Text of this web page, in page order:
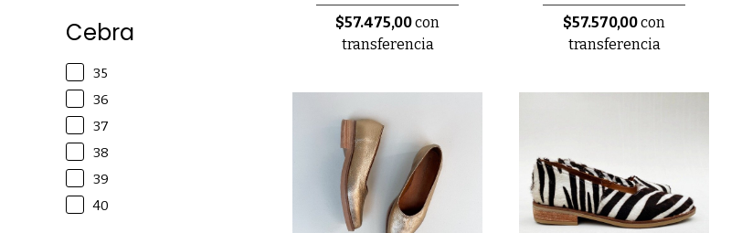
Cebra
35
36
37
38
39
40
$57.475,00con
transferencia
$57.570,00con
transferencia